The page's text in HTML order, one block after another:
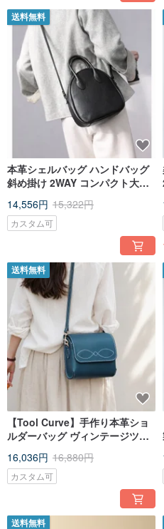
送料無料
本革シェルバッグ ハンドバッグ
斜め掛け 2WAY コンパクト大容
14,556円 15,322円
カスタム可
送料無料
【Tool Curve】手作り本革ショ
ルダーバッグ ヴィンテージツー
16,036円 16,880円
カスタム可
送料無料